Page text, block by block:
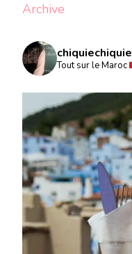
Archive
chiquiechiquie
Tout sur le Maroc